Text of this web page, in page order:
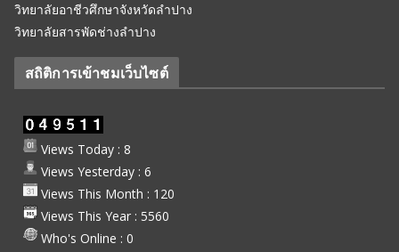
วิทยาลัยอาชีวศึกษาจังหวัดลำปาง
วิทยาลัยสารพัดช่างลำปาง
สถิติการเข้าชมเว็บไซต์
Views Today : 8
Views Yesterday : 6
Views This Month : 120
Views This Year : 5560
Who's Online : 0